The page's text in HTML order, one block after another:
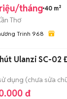
tháng 40 m²
Thơ
Trinh 968
Ulanzi SC-02
dụng (chưa sửa
đ